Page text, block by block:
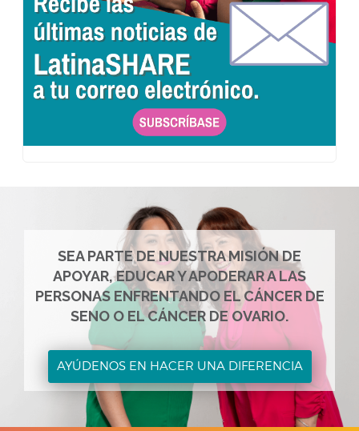
SEA PARTE DE NUESTRA MISIÓN DE
APOYAR, EDUCAR Y APODERAR A LAS
PERSONAS ENFRENTANDO EL CÁNCER DE
SENO O EL CÁNCER DE OVARIO.
AYÚDENOS EN HACER UNA DIFERENCIA